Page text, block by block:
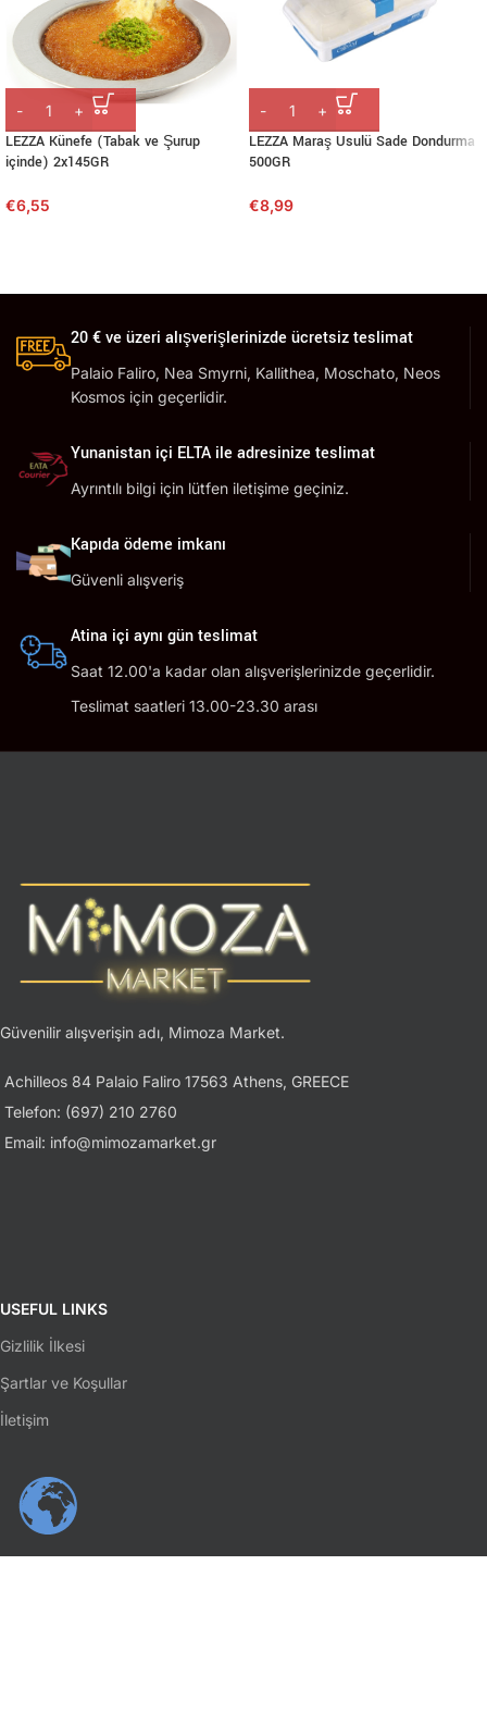
LEZZA Künefe (Tabak ve Şurup
içinde) 2x145GR
€6,55
LEZZA Maraş Usulü Sade Dondurma
500GR
€8,99
20 € ve üzeri alışverişlerinizde ücretsiz teslimat
Palaio Faliro, Nea Smyrni, Kallithea, Moschato, Neos
Kosmos için geçerlidir.
Yunanistan içi ELTA ile adresinize teslimat
Ayrıntılı bilgi için lütfen iletişime geçiniz.
Kapıda ödeme imkanı
Güvenli alışveriş
Atina içi aynı gün teslimat
Saat 12.00'a kadar olan alışverişlerinizde geçerlidir.
Teslimat saatleri 13.00-23.30 arası
Güvenilir alışverişin adı, Mimoza Market.
Achilleos 84 Palaio Faliro 17563 Athens, GREECE
Telefon: (697) 210 2760
Email: info@mimozamarket.gr
USEFUL LINKS
Gizlilik İlkesi
Şartlar ve Koşullar
İletişim